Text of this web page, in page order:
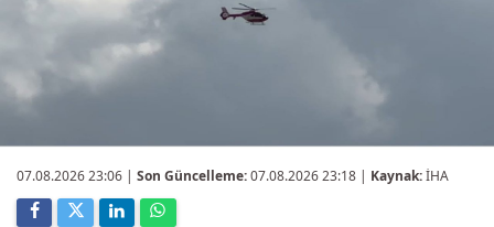
07.08.2026 23:06 | Son Güncelleme:07.08.2026 23:18 | Kaynak:İHA